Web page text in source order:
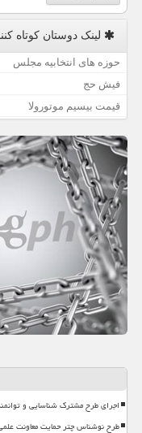
لینک دوستان كوتاه
حوزه های انتخابیه مجلس
فیش حج
قیمت بیسیم موتورولا
اجرای طرح مشترک شناسایی و
طرح نوشناس چتر حمایت معاونت